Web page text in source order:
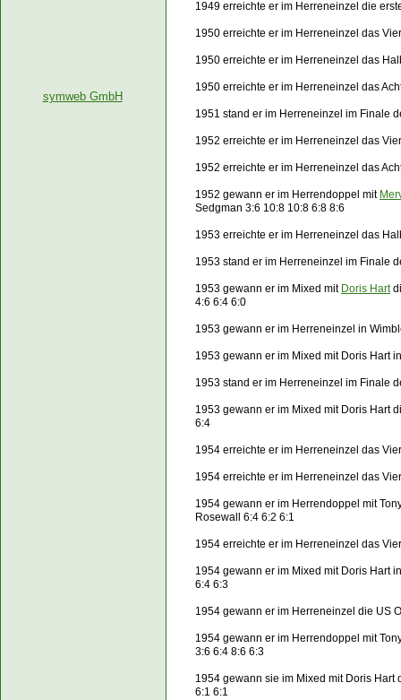
1949 erreichte er im Herreneinzel die
1950 erreichte er im Herreneinzel das
1950 erreichte er im Herreneinzel das
1950 erreichte er im Herreneinzel das
1951 stand er im Herreneinzel im Finale
1952 erreichte er im Herreneinzel das
1952 erreichte er im Herreneinzel das
1952 gewann er im Herrendoppel mit
Sedgman 3:6 10:8 10:8 6:8 8:6
1953 erreichte er im Herreneinzel das
1953 stand er im Herreneinzel im Finale
1953 gewann er im Mixed mit Doris Hart
4:6 6:4 6:0
1953 gewann er im Herreneinzel in
1953 gewann er im Mixed mit Doris Hart
1953 stand er im Herreneinzel im Finale
1953 gewann er im Mixed mit Doris Hart
6:4
1954 erreichte er im Herreneinzel das
1954 erreichte er im Herreneinzel das
1954 gewann er im Herrendoppel mit
Rosewall 6:4 6:2 6:1
1954 erreichte er im Herreneinzel das
1954 gewann er im Mixed mit Doris Hart
6:4 6:3
1954 gewann er im Herreneinzel die US
1954 gewann er im Herrendoppel mit
3:6 6:4 8:6 6:3
1954 gewann sie im Mixed mit Doris
6:1 6:1
symweb GmbH